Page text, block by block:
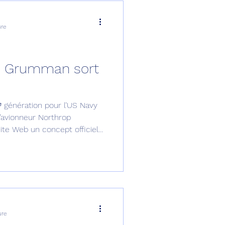
Grumman sort
pour l’US Navy
Northrop
Web un concept officiel